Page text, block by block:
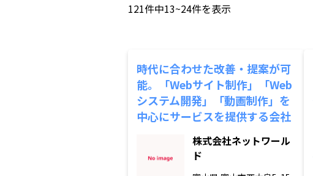
121件中13~24件を表示
時代に合わせた改善・提案が可
能。「Webサイト制作」「Web
システム開発」「動画制作」を
中心にサービスを提供する会社
株式会社ネットワール
ド